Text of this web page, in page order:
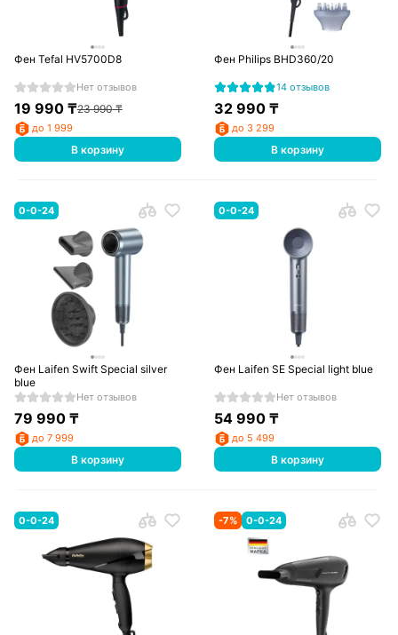
Фен Tefal HV5700D8
Нет отзывов
19 990₸23 990₸
до 1 999
В корзину
Фен Philips BHD360/20
14 отзывов
32 990 ₸
до 3 299
В корзину
0-0-24
Фен Laifen Swift Special silver
blue
Нет отзывов
79 990₸
до 7 999
В корзину
0-0-24
Фен Laifen SE Special light blue
Нет отзывов
54 990 ₸
до 5 499
В корзину
0-0-24 -7% 0-0-24